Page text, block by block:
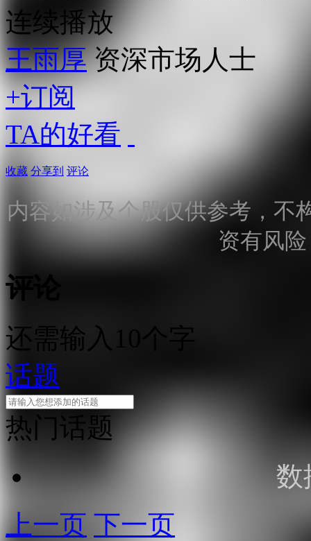
连续播放
王雨厚 资深市场人士
+订阅
TA的好看
收藏 分享到 评论
内容如涉及个股仅供参考，不
资有风
评论
还需输入10个字
话题
热门话题
数
上一页 下一页